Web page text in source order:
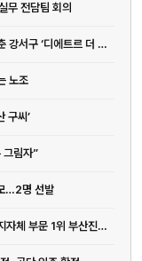
무 전담팀 회의
[부산] 가덕도신공항 추진 본격화…공항 접근성 갖춘 강서구 ‘디에트르 더 리...
노조
구씨’
그림자”
…2명 선발
[부산] 아시아브랜드연구소 "'K-브랜드지수' 부산 지자체 부문 1위 부산진구"